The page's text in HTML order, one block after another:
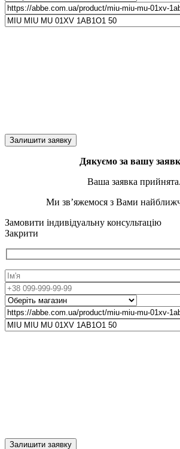
Дякуємо за вашу
Ваша заявка прийнята.
Ми зв’яжемося з Вами
Замовити індивідуальну консультацію
Закрити